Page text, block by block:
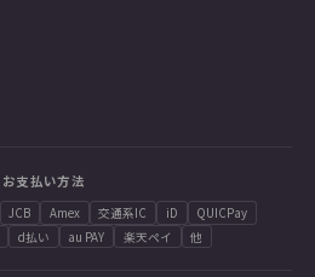
お支払い方法
JCB Amex 交通系IC iD
QUICPay
d払い au PAY 楽天ペイ 他